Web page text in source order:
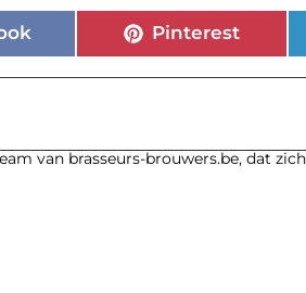
Pinterest
van brasseurs-brouwers.be, dat